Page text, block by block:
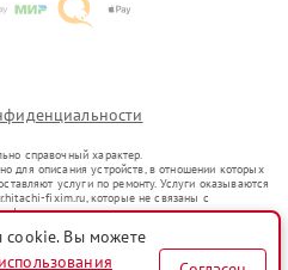
справочный характер.
для описания устройств, в отношении которых
услуги по ремонту. Услуги оказываются
fixim.ru, которые не связаны с
официальными представителями.
в гражданский оборот в соответствии
цели индивидуализации услуг или введения
cookie. Вы можете